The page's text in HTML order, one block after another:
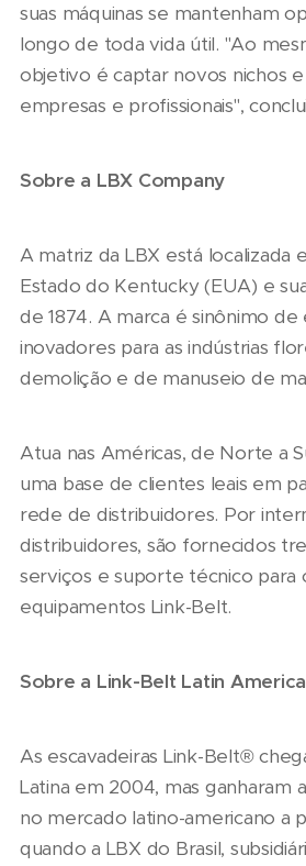
suas máquinas se mantenham
longo de toda vida útil. "Ao
objetivo é captar novos nichos
empresas e profissionais",
Sobre a LBX Company
A matriz da LBX está localizada
Estado do Kentucky (EUA) e
de 1874. A marca é sinônimo
inovadores para as indústrias
demolição e de manuseio de
Atua nas Américas, de Norte a
uma base de clientes leais em
rede de distribuidores. Por
distribuidores, são fornecidos
serviços e suporte técnico para
equipamentos Link-Belt.
Sobre a Link-Belt Latin America
As escavadeiras Link-Belt®
Latina em 2004, mas ganharam
no mercado latino-americano a
quando a LBX do Brasil,